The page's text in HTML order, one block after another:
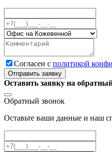
Cогласен с политикой
Отправить заявку
Оставить заявку на
Обратный звонок
Оставьте ваши данные и наш